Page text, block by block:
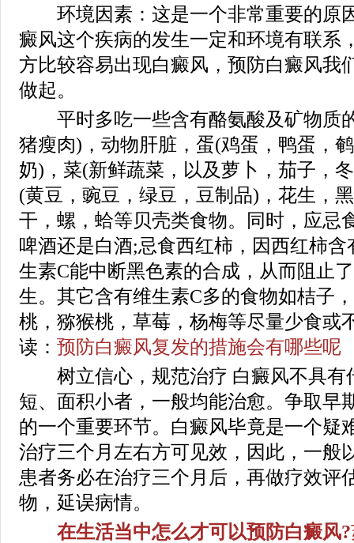
环境因素：这是一个非常重要的原
癜风这个疾病的发生一定和环境有联系
方比较容易出现白癜风，预防白癜风我
做起。
平时多吃一些含有酪氨酸及矿物质
猪瘦肉)，动物肝脏，蛋(鸡蛋，鸭蛋，
奶)，菜(新鲜蔬菜，以及萝卜，茄子，
(黄豆，豌豆，绿豆，豆制品)，花生，
干，螺，蛤等贝壳类食物。同时，应忌
啤酒还是白酒;忌食西红柿，因西红柿
生素C能中断黑色素的合成，从而阻止
生。其它含有维生素C多的食物如桔子
桃，猕猴桃，草莓，杨梅等尽量少食或
读： 预防白癜风复发的措施会有哪些呢
树立信心，规范治疗 白癜风不具有
短、面积小者，一般均能治愈。争取早
的一个重要环节。白癜风毕竟是一个疑
治疗三个月左右方可见效，因此，一般
患者务必在治疗三个月后，再做疗效评
物，延误病情。
在生活当中怎么才可以预防白癜风?